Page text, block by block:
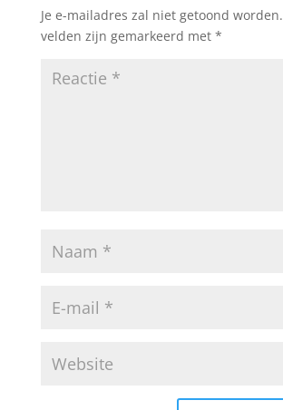
Je e-mailadres zal niet getoond worden.
velden zijn gemarkeerd met *